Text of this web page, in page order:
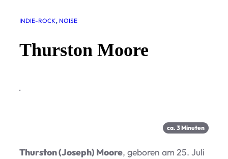
INDIE-ROCK, NOISE
Thurston Moore
·
ca. 3Minu­ten
Thur­s­ton (Joseph) Moore, gebo­ren am 25. Juli